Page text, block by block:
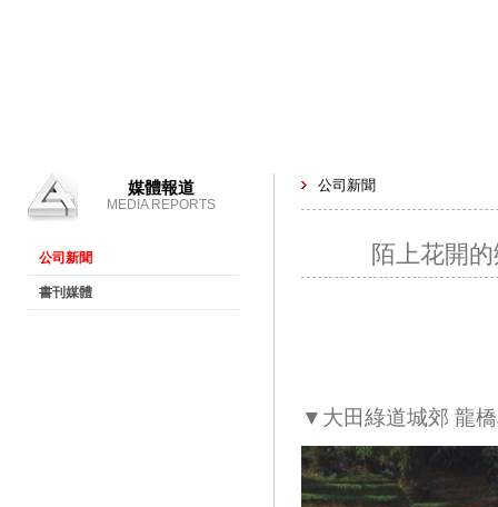
媒體報道
MEDIA REPORTS
公司新聞
書刊媒體
公司新聞
陌上花開
▼大田綠道城郊 龍